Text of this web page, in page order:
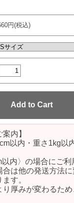
円(税込)
内】
以内・重さ1kg以
内〉の場合にご
は他の発送方法
す。
厚みが変わるた